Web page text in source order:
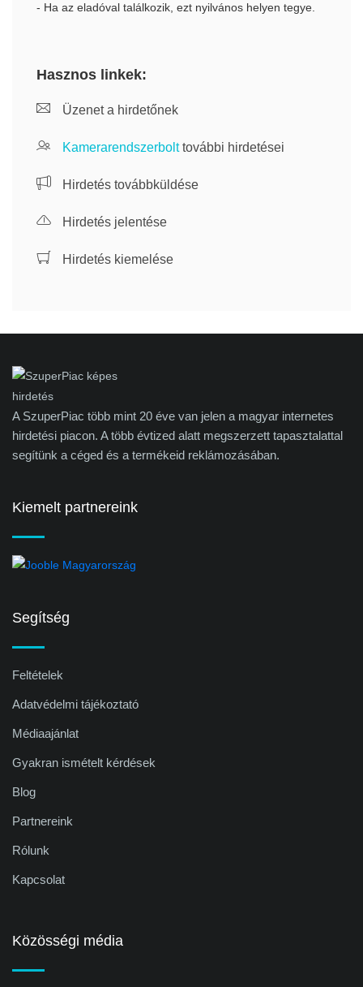
- Ha az eladóval találkozik, ezt nyilvános helyen tegye.
Hasznos linkek:
Üzenet a hirdetőnek
Kamerarendszerbolttovábbi hirdetései
Hirdetés továbbküldése
Hirdetés jelentése
Hirdetés kiemelése
A SzuperPiac több mint 20 éve van jelen a magyar internetes
hirdetési piacon. A több évtized alatt megszerzett tapasztalattal
segítünk a céged és a termékeid reklámozásában.
Kiemelt partnereink
Segítség
Feltételek
Adatvédelmi tájékoztató
Médiaajánlat
Gyakran ismételt kérdések
Blog
Partnereink
Rólunk
Kapcsolat
Közösségi média